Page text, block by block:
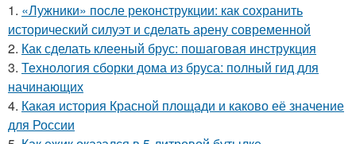
1. «Лужники» после реконструкции: как сохранить
исторический силуэт и сделать арену современной
2. Как сделать клееный брус: пошаговая инструкция
3. Технология сборки дома из бруса: полный гид для
начинающих
4. Какая история Красной площади и каково её значение
для России